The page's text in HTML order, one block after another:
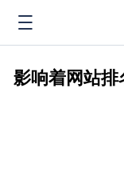
影响着网站